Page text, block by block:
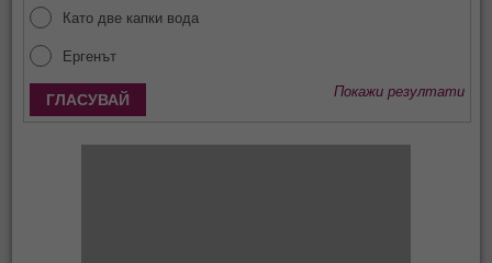
Като две капки вода
Ергенът
Покажи резултати